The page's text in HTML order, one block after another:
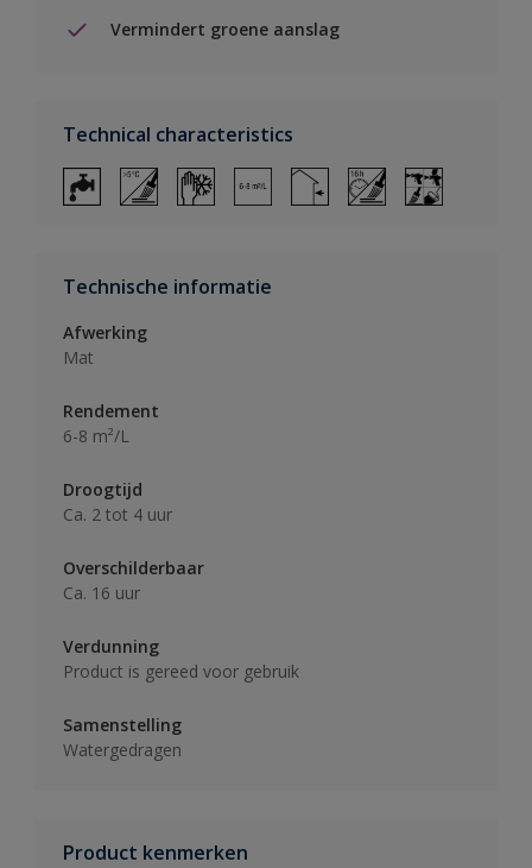
Vermindert groene aanslag
Technical characteristics
Technische informatie
Afwerking
Mat
Rendement
6-8 m²/L
Droogtijd
Ca. 2 tot 4 uur
Overschilderbaar
Ca. 16 uur
Verdunning
Product is gereed voor gebruik
Samenstelling
Watergedragen
Product kenmerken